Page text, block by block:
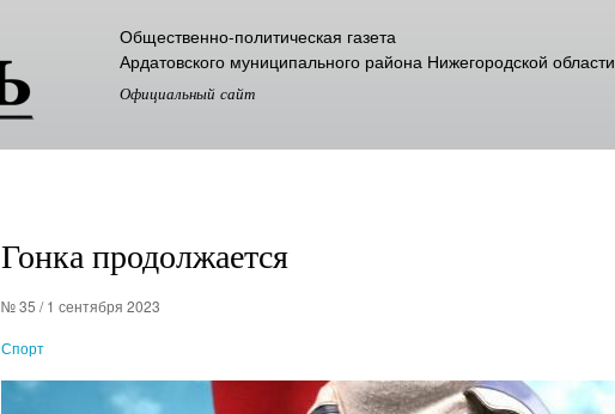
основному
содержанию
Общественно-политическая газета
Ардатовского муниципального района Нижегородской области
Официальный сайт
Гонка продолжается
№ 35 / 1 сентября 2023
Спорт